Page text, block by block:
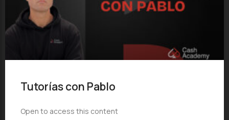
Tutorías con Pablo
Open to access this content